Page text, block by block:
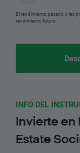
El rendimiento pasado o las
rendimiento futuro.
INFO DEL
Invierte en
Estate